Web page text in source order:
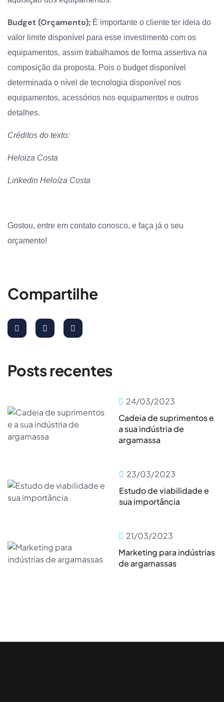
Budget (Orçamento); É importante o cliente ter ideia do
valor limite disponível para esse investimento com os
equipamentos, assim trabalhamos de forma assertiva na
composição da proposta. Pois o budget disponível
determinada o nível de tecnologia disponível nos
equipamentos, acessórios nos equipamentos e outros
detalhes.
Créditos do texto:
Heloiza Costa
Linkedin Heloíza Costa
Gostou, entre em contato conosco, e faça já o seu
orçamento!
Compartilhe
Posts recentes
24/03/2023
Cadeia de suprimentos e
a sua indústria de
argamassa
23/03/2023
Estudo de viabilidade e
sua importância
21/03/2023
Marketing para indústrias
de argamassas